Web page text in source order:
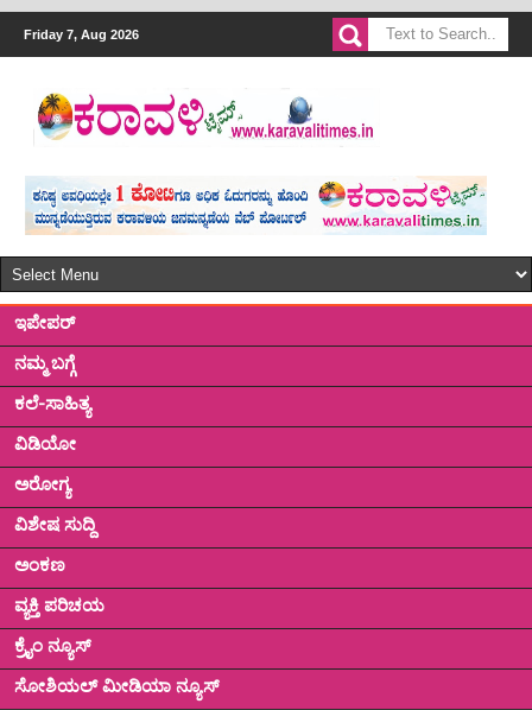
Friday 7, Aug 2026
ಇಪೇಪರ್
ನಮ್ಮ ಬಗ್ಗೆ
ಕಲೆ-ಸಾಹಿತ್ಯ
ವಿಡಿಯೋ
ಅರೋಗ್ಯ
ವಿಶೇಷ ಸುದ್ದಿ
ಅಂಕಣ
ವ್ಯಕ್ತಿ ಪರಿಚಯ
ಕ್ರೈಂ ನ್ಯೂಸ್
ಸೋಶಿಯಲ್ ಮೀಡಿಯಾ ನ್ಯೂಸ್